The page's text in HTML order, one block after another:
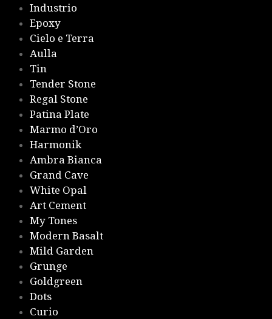
Industrio
Epoxy
Cielo e Terra
Aulla
Tin
Tender Stone
Regal Stone
Patina Plate
Marmo d’Oro
Harmonik
Ambra Bianca
Grand Cave
White Opal
Art Cement
My Tones
Modern Basalt
Mild Garden
Grunge
Goldgreen
Dots
Curio